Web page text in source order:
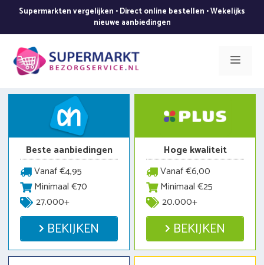
de
inhoud
Supermarkten vergelijken • Direct online bestellen • Wekelijks
nieuwe aanbiedingen
Menu
Beste aanbiedingen
Vanaf €4,95
Minimaal €70
27.000+
BEKIJKEN
Hoge kwaliteit
Vanaf €6,00
Minimaal €25
20.000+
BEKIJKEN